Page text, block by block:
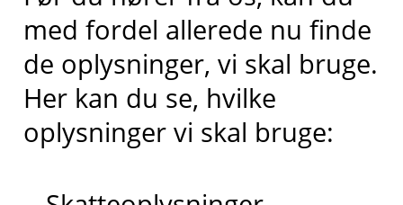
med fordel allerede nu finde
de oplysninger, vi skal bruge.
Her kan du se, hvilke
oplysninger vi skal bruge: